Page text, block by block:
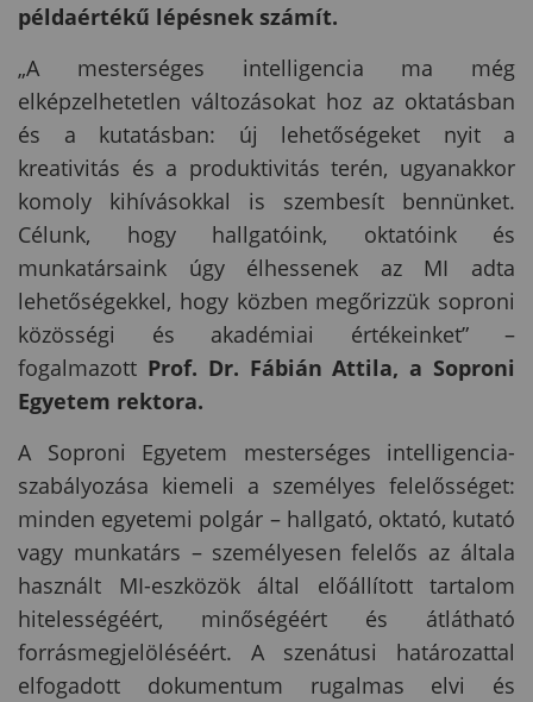
példaértékű lépésnek számít.
„A mesterséges intelligencia ma még
elképzelhetetlen változásokat hoz az oktatásban
és a kutatásban: új lehetőségeket nyit a
kreativitás és a produktivitás terén, ugyanakkor
komoly kihívásokkal is szembesít bennünket.
Célunk, hogy hallgatóink, oktatóink és
munkatársaink úgy élhessenek az MI adta
lehetőségekkel, hogy közben megőrizzük soproni
közösségi és akadémiai értékeinket” –
fogalmazott Prof. Dr. Fábián Attila, a Soproni
Egyetem rektora.
A Soproni Egyetem mesterséges intelligencia-
szabályozása kiemeli a személyes felelősséget:
minden egyetemi polgár – hallgató, oktató, kutató
vagy munkatárs – személyesen felelős az általa
használt MI-eszközök által előállított tartalom
hitelességéért, minőségéért és átlátható
forrásmegjelöléséért. ­A szenátusi határozattal
elfogadott dokumentum rugalmas elvi és